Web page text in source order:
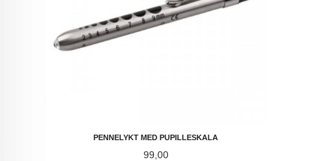
PENNELYKT MED PUPILLESKALA
Pris
99,00